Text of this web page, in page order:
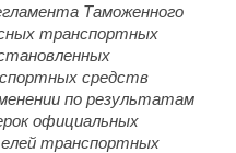
Таможенного
транспортных
средств
по результатам
официальных
транспортных